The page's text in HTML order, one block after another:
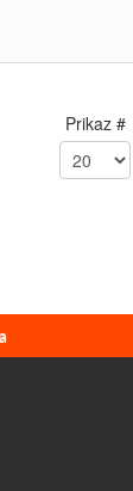
Prikaz #